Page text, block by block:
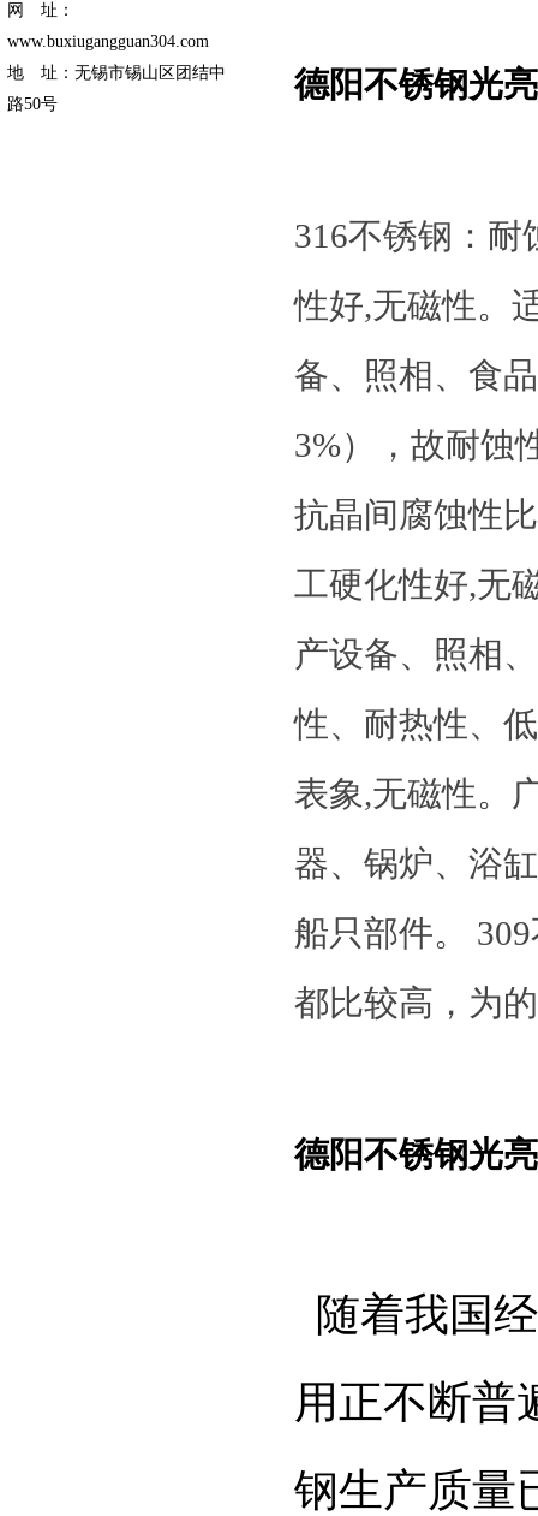
网 址：
www.buxiugangguan304.com
地 址：无锡市锡山区团结中
路50号
德阳不锈钢光
316不锈钢：
性好,无磁性。
备、照相、食
3%），故耐蚀
抗晶间腐蚀性
工硬化性好,无
产设备、照相
性、耐热性、
表象,无磁性。
器、锅炉、浴
船只部件。
都比较高，为
德阳不锈钢光
随着我国
用正不断普
钢生产质量